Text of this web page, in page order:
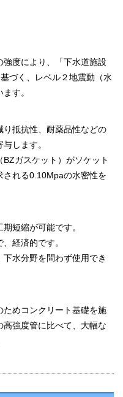
強度により、「下水道施設
づく、レベル２地震動（水
す。
り抵抗性、耐薬品性などの
します。
BZガスケット）がソケット
れる0.10Mpaの水密性を
短縮が可能です。
経済的です。
下水分野を問わず使用でき
ためコンクリート基礎を施
強度管に比べて、大幅な